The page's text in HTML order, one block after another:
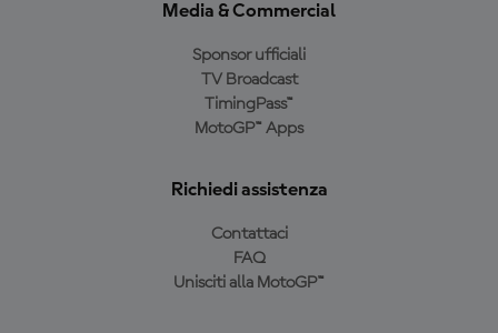
Media & Commercial
Sponsor ufficiali
TV Broadcast
TimingPass™
MotoGP™ Apps
Richiedi assistenza
Contattaci
FAQ
Unisciti alla MotoGP™